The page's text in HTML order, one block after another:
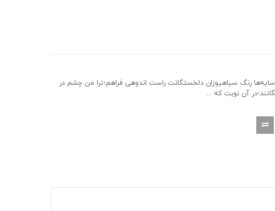
رنگ سیاهیوزان دلخستگانت راست اندوهی فراهم؛ترا من چشم در
آن نوبت که ...